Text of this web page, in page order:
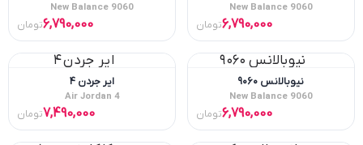
New Balance 9060
6,790,000تومان
New Balance 9060
6,790,000تومان
نیوبالانس ۹۰۶۰
New Balance 9060
6,790,000تومان
ایر جردن ۴
Air Jordan 4
7,490,000تومان